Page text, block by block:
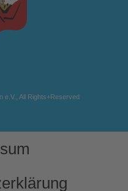
e.V., All Rights+Reserved